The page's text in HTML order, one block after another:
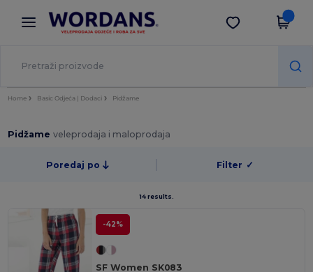
× Aplikacija Wordans
Bolje cijene u aplikaciji!
Preuzmi app
Home Basic Odjeća | Dodaci Pidžame
Pidžameveleprodaja i maloprodaja
Poredaj po Filter ✓
14 results.
-42%
SF Women SK083